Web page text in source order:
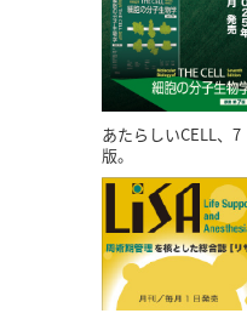
あたらしいCELL、7
版。